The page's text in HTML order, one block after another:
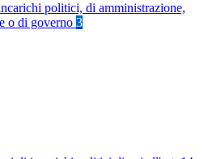
politici, di amministrazione,
o di governo 3